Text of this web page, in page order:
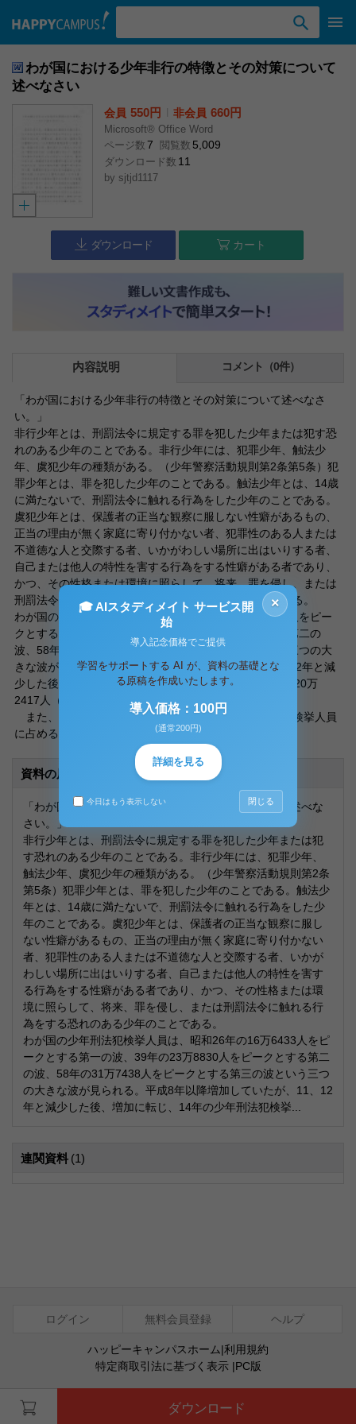
わが国における少年非行の特徴とその対策について
述べなさい
会員 550円 非会員 660円
Microsoft® Office Word
ページ数 7 閲覧数 5,009
ダウンロード数 11
by sjtjd1117
ダウンロード カート
内容説明 コメント（0件）
「わが国における少年非行の特徴とその対策について述べなさ
い。」
非行少年とは、刑罰法令に規定する罪を犯した少年または犯す恐
れのある少年のことである。非行少年には、犯罪少年、触法少
年、虞犯少年の種類がある。（少年警察活動規則第2条第5条）犯
罪少年とは、罪を犯した少年のことである。触法少年とは、14歳
に満たないで、刑罰法令に触れる行為をした少年のことである。
虞犯少年とは、保護者の正当な観察に服しない性癖があるもの、
正当の理由が無く家庭に寄り付かない者、犯罪性のある人または
不道徳な人と交際する者、いかがわしい場所に出はいりする者、
自己または他人の特性を害する行為をする性癖がある者であり、
かつ、その性格または環境に照らして、将来、罪を侵し、または
刑罰法令に触れる行為をする恐れのある少年のことである。
わが国の少年刑法犯検挙人員は、昭和26年の16万6433人をピー
クとする第一の波、39年の23万8830人をピークとする第二の
波、58年の31万7438人をピークとする第三の波という三つの大
きな波が見られる。平成8年以降増加していたが、11、12年と減
少した後、増加に転じ、14年の少年刑法犯検挙人員は、20万
2417人（前年比1.7％増）となっている。
また、一般刑法犯少年比（成人及び触法少年を含む全検挙人員
に占める少年一般刑法犯人員の比較）は、
資料の原本内容
「わが国における少年非行の特徴とその対策について述べな
さい。」
非行少年とは、刑罰法令に規定する罪を犯した少年または犯
す恐れのある少年のことである。非行少年には、犯罪少年、
触法少年、虞犯少年の種類がある。（少年警察活動規則第2条
第5条）犯罪少年とは、罪を犯した少年のことである。触法少
年とは、14歳に満たないで、刑罰法令に触れる行為をした少
年のことである。虞犯少年とは、保護者の正当な観察に服し
ない性癖があるもの、正当の理由が無く家庭に寄り付かない
者、犯罪性のある人または不道徳な人と交際する者、いかが
わしい場所に出はいりする者、自己または他人の特性を害す
る行為をする性癖がある者であり、かつ、その性格または環
境に照らして、将来、罪を侵し、または刑罰法令に触れる行
為をする恐れのある少年のことである。
わが国の少年刑法犯検挙人員は、昭和26年の16万6433人をピ
ークとする第一の波、39年の23万8830人をピークとする第二
の波、58年の31万7438人をピークとする第三の波という三つ
の大きな波が見られる。平成8年以降増加していたが、11、12
年と減少した後、増加に転じ、14年の少年刑法犯検挙...
連関資料 (1)
ダウンロード
ログイン 無料会員登録 ヘルプ
ハッピーキャンパスホーム|利用規約
特定商取引法に基づく表示|PC版
×
🎓 AIスタディメイト サービス開
始
導入記念価格でご提供
学習をサポートする AI が、資料の基礎とな
る原稿を作成いたします。
導入価格：100円
(通常200円)
詳細を見る
今日はもう表示しない 閉じる